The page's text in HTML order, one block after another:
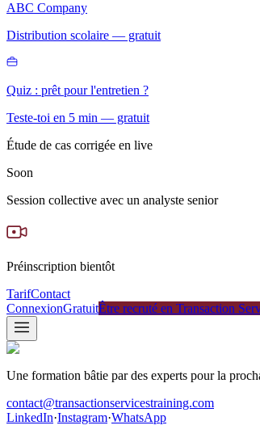
ABC Company
Distribution scolaire — gratuit
Quiz : prêt pour l'entretien ?
Teste-toi en 5 min — gratuit
Étude de cas corrigée en live
Soon
Session collective avec un analyste senior
Préinscription bientôt
TarifContact
ConnexionGratuitÊtre recruté en Transaction
Une formation bâtie par des experts pour la
contact@transactionservicestraining.com
LinkedIn·Instagram·WhatsApp